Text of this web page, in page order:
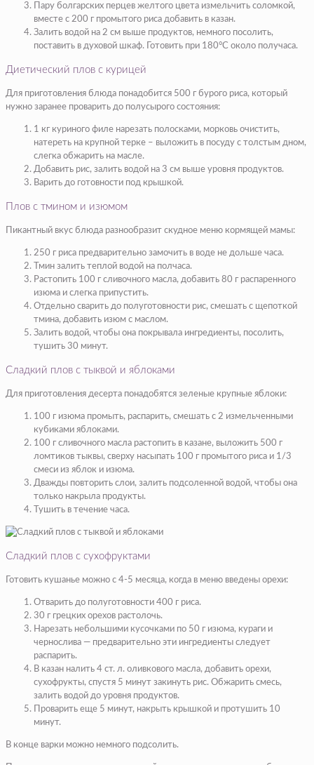
Пару болгарских перцев желтого цвета измельчить соломкой,
вместе с 200 г промытого риса добавить в казан.
Залить водой на 2 см выше продуктов, немного посолить,
поставить в духовой шкаф. Готовить при 180°С около получаса.
Диетический плов с курицей
Для приготовления блюда понадобится 500 г бурого риса, который
нужно заранее проварить до полусырого состояния:
1 кг куриного филе нарезать полосками, морковь очистить,
натереть на крупной терке – выложить в посуду с толстым дном,
слегка обжарить на масле.
Добавить рис, залить водой на 3 см выше уровня продуктов.
Варить до готовности под крышкой.
Плов с тмином и изюмом
Пикантный вкус блюда разнообразит скудное меню кормящей мамы:
250 г риса предварительно замочить в воде не дольше часа.
Тмин залить теплой водой на полчаса.
Растопить 100 г сливочного масла, добавить 80 г распаренного
изюма и слегка припустить.
Отдельно сварить до полуготовности рис, смешать с щепоткой
тмина, добавить изюм с маслом.
Залить водой, чтобы она покрывала ингредиенты, посолить,
тушить 30 минут.
Сладкий плов с тыквой и яблоками
Для приготовления десерта понадобятся зеленые крупные яблоки:
100 г изюма промыть, распарить, смешать с 2 измельченными
кубиками яблоками.
100 г сливочного масла растопить в казане, выложить 500 г
ломтиков тыквы, сверху насыпать 100 г промытого риса и 1/3
смеси из яблок и изюма.
Дважды повторить слои, залить подсоленной водой, чтобы она
только накрыла продукты.
Тушить в течение часа.
Сладкий плов с сухофруктами
Готовить кушанье можно с 4-5 месяца, когда в меню введены орехи:
Отварить до полуготовности 400 г риса.
30 г грецких орехов растолочь.
Нарезать небольшими кусочками по 50 г изюма, кураги и
чернослива — предварительно эти ингредиенты следует
распарить.
В казан налить 4 ст. л. оливкового масла, добавить орехи,
сухофрукты, спустя 5 минут закинуть рис. Обжарить смесь,
залить водой до уровня продуктов.
Проварить еще 5 минут, накрыть крышкой и протушить 10
минут.
В конце варки можно немного подсолить.